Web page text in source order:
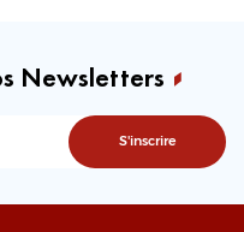
Newsletters